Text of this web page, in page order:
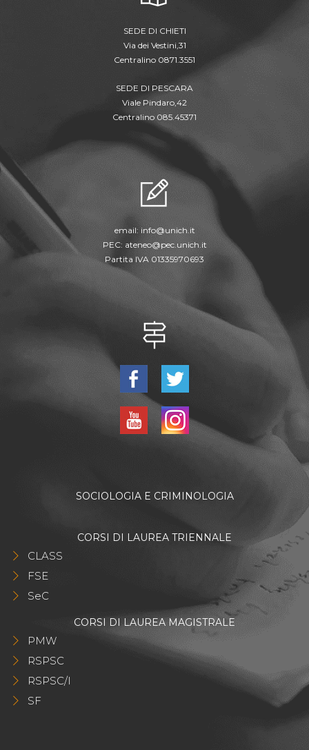
SEDE DI CHIETI
Via dei Vestini,31
Centralino 0871.3551
SEDE DI PESCARA
Viale Pindaro,42
Centralino 085.45371
email: info@unich.it
PEC: ateneo@pec.unich.it
Partita IVA 01335970693
SOCIOLOGIA E CRIMINOLOGIA
CORSI DI LAUREA TRIENNALE
CLASS
FSE
SeC
CORSI DI LAUREA MAGISTRALE
PMW
RSPSC
RSPSC/I
SF